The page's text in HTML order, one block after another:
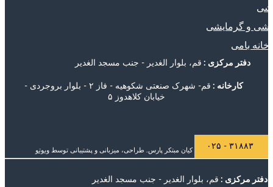
و گرمایشی
خانه بامی
دفتر مرکزی : قم، بلوار الغدیر - جنب مسجد الغدیر
کارخانه :
قم- شهرک صنعتی شکوهیه - فاز ۲ - بلوار بروجردی -
خیابان کلاهدوز ۵
وبوتو ۳۱۸۸۳ - ۰۲۵
دفتر مرکزی : قم، بلوار الغدیر - جنب مسجد الغدیر